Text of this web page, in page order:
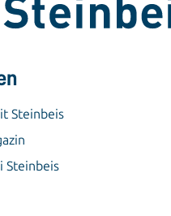
Steinbeis
Steinbeis